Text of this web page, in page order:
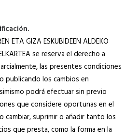
ETA GIZA ESKUBIDEEN ALDEKO
se reserva el derecho a
las presentes condiciones
publicando los cambios en
podrá efectuar sin previo
que considere oportunas en el
cambiar, suprimir o añadir tanto los
que presta, como la forma en la